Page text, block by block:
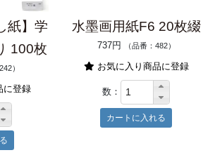
紙】学
100枚
）
に登録
水墨画用紙F6 20枚綴
737円 （品番：482）
お気に入り商品に登録
数：